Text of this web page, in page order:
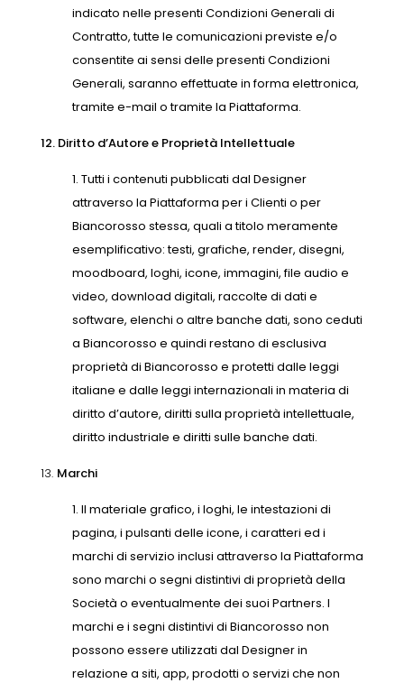
indicato nelle presenti Condizioni Generali di
Contratto, tutte le comunicazioni previste e/o
consentite ai sensi delle presenti Condizioni
Generali, saranno effettuate in forma elettronica,
tramite e-mail o tramite la Piattaforma.
12. Diritto d’Autore e Proprietà Intellettuale
Tutti i contenuti pubblicati dal Designer
attraverso la Piattaforma per i Clienti o per
Biancorosso stessa, quali a titolo meramente
esemplificativo: testi, grafiche, render, disegni,
moodboard, loghi, icone, immagini, file audio e
video, download digitali, raccolte di dati e
software, elenchi o altre banche dati, sono ceduti
a Biancorosso e quindi restano di esclusiva
proprietà di Biancorosso e protetti dalle leggi
italiane e dalle leggi internazionali in materia di
diritto d’autore, diritti sulla proprietà intellettuale,
diritto industriale e diritti sulle banche dati.
13. Marchi
Il materiale grafico, i loghi, le intestazioni di
pagina, i pulsanti delle icone, i caratteri ed i
marchi di servizio inclusi attraverso la Piattaforma
sono marchi o segni distintivi di proprietà della
Società o eventualmente dei suoi Partners. I
marchi e i segni distintivi di Biancorosso non
possono essere utilizzati dal Designer in
relazione a siti, app, prodotti o servizi che non